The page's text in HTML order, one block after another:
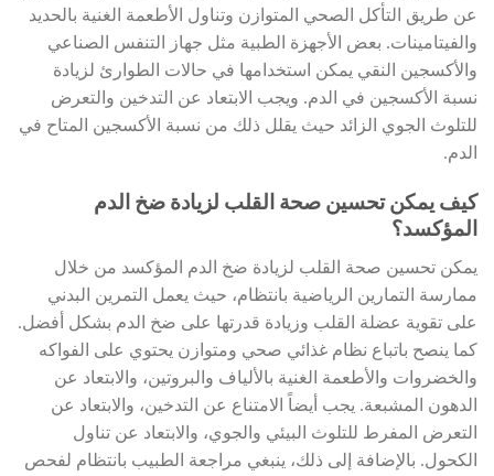
عن طريق التأكل الصحي المتوازن وتناول الأطعمة الغنية بالحديد
والفيتامينات. بعض الأجهزة الطبية مثل جهاز التنفس الصناعي
والأكسجين النقي يمكن استخدامها في حالات الطوارئ لزيادة
نسبة الأكسجين في الدم. ويجب الابتعاد عن التدخين والتعرض
للتلوث الجوي الزائد حيث يقلل ذلك من نسبة الأكسجين المتاح في
الدم.
كيف يمكن تحسين صحة القلب لزيادة ضخ الدم
المؤكسد؟
يمكن تحسين صحة القلب لزيادة ضخ الدم المؤكسد من خلال
ممارسة التمارين الرياضية بانتظام، حيث يعمل التمرين البدني
على تقوية عضلة القلب وزيادة قدرتها على ضخ الدم بشكل أفضل.
كما ينصح باتباع نظام غذائي صحي ومتوازن يحتوي على الفواكه
والخضروات والأطعمة الغنية بالألياف والبروتين، والابتعاد عن
الدهون المشبعة. يجب أيضاً الامتناع عن التدخين، والابتعاد عن
التعرض المفرط للتلوث البيئي والجوي، والابتعاد عن تناول
الكحول. بالإضافة إلى ذلك، ينبغي مراجعة الطبيب بانتظام لفحص